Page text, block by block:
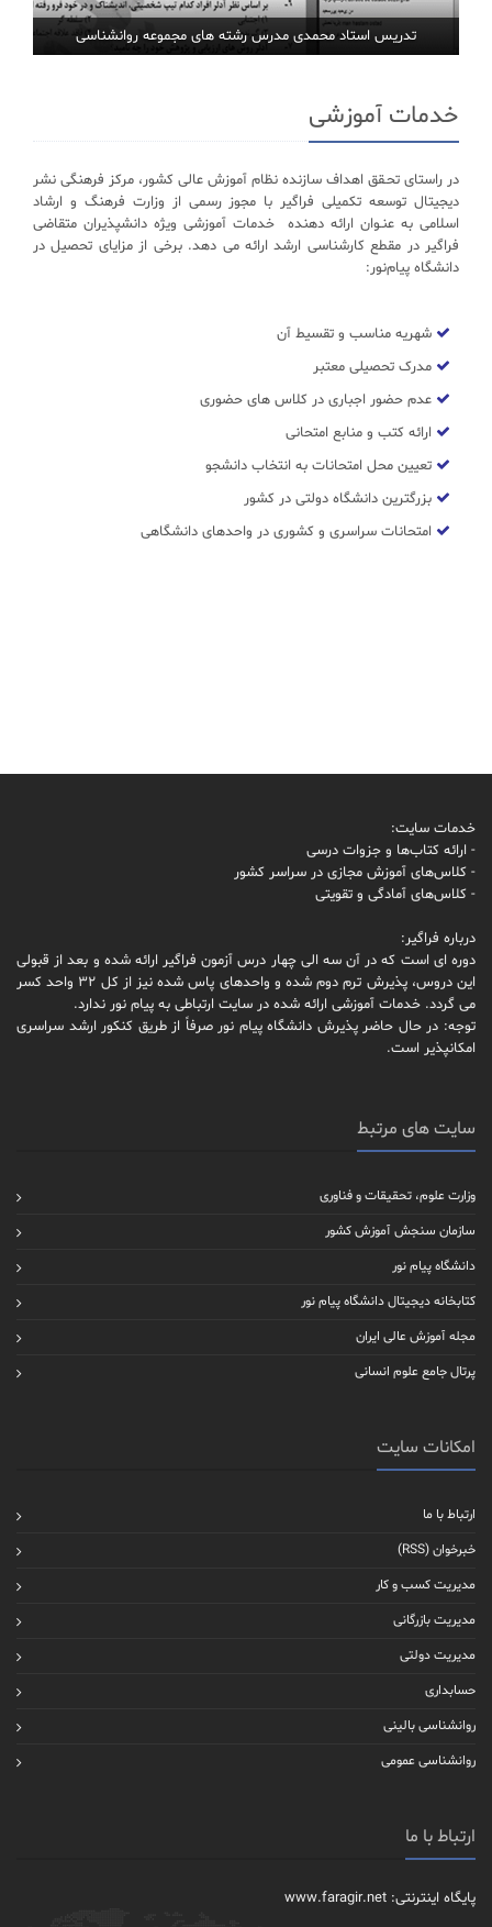
تدریس استاد محمدی مدرس رشته های مجموعه روانشناسی
خدمات آموزشی
در راستای تحـقق اهداف سازنده نظام آموزش عالی کشور، مرکز فرهنگی نشر
دیجیتال توسعه تکمیلی فراگیر با مجوز رسمی از وزارت فرهنگ و ارشاد
اسلامی به عنـوان ارائه دهنده خدمات آموزشی ویژه دانشپذیران متقاضی
فراگیر در مقطع کارشناسی ارشد ارائه می دهد. برخی از مزایای تحصیل در
دانشگاه پیام‌نور:
شهریه مناسب و تقسیط آن
مدرک تحصیلی معتبر
عدم حضور اجباری در کلاس های حضوری
ارائه کتب و منابع امتحانی
تعیین محل امتحانات به انتخاب دانشجو
بزرگترین دانشگاه دولتی در کشور
امتحانات سراسری و کشوری در واحدهای دانشگاهی
خدمات سایت:
- ارائه کتاب‌ها و جزوات درسی
- کلاس‌های آموزش مجازی در سراسر کشور
- کلاس‌های آمادگی و تقویتی
درباره فراگیر:
دوره ای است که در آن سه الی چهار درس آزمون فراگیر ارائه شده و بعد از قبولی
این دروس، پذیرش ترم دوم شده و واحدهای پاس شده نیز از کل 32 واحد کسر
می گردد. خدمات آموزشی ارائه شده در سایت ارتباطی به پیام نور ندارد.
توجه: در حال حاضر پذیرش دانشگاه پیام نور صرفاً از طریق کنکور ارشد سراسری
امکانپذیر است.
سایت های مرتبط
وزارت علوم، تحقیقات و فناوری
سازمان سنجش آموزش کشور
دانشگاه پیام نور
کتابخانه دیجیتال دانشگاه پیام نور
مجله آموزش عالی ایران
پرتال جامع علوم انسانی
امکانات سایت
ارتباط با ما
خبرخوان (RSS)
مدیریت کسب و کار
مدیریت بازرگانی
مدیریت دولتی
حسابداری
روانشناسی بالینی
روانشناسی عمومی
ارتباط با ما
پایگاه اینترنتی: www.faragir.net